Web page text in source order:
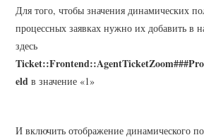
Для того, чтобы значения динамических
процессных заявках нужно их добавить в
здесь
eld в значение «1»
И включить отображение динамического